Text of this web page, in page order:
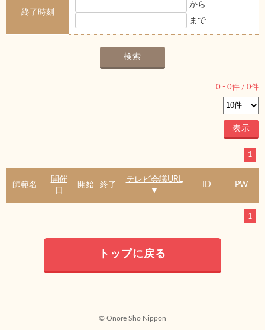
終了時刻
から
まで
0 - 0件 / 0件
1
師範名
開催
日
開始 終了
テレビ会議URL
▼
ID PW
1
トップに戻る
© Onore Sho Nippon